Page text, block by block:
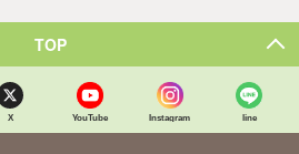
TOP
X YouTube Instagram line